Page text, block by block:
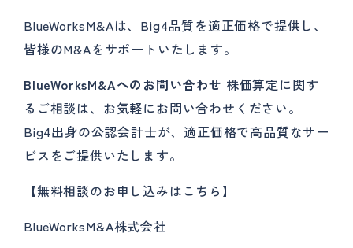
BlueWorksM&Aは、Big4品質を適正価格で提供し、
皆様のM&Aをサポートいたします。
BlueWorksM&Aへのお問い合わせ 株価算定に関す
るご相談は、お気軽にお問い合わせください。
Big4出身の公認会計士が、適正価格で高品質なサー
ビスをご提供いたします。
【無料相談のお申し込みはこちら】
BlueWorksM&A株式会社